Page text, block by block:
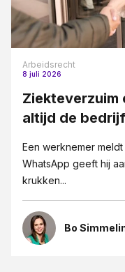
Arbeidsrecht
8 juli 2026
Ziekteverzuim
altijd de
Een werknemer
WhatsApp geeft hij
krukken...
Bo